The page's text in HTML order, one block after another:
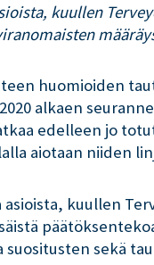
kuullen
huomioiden
alkaen
edelleen jo
aiotaan niiden
kuullen
suositusten sekä